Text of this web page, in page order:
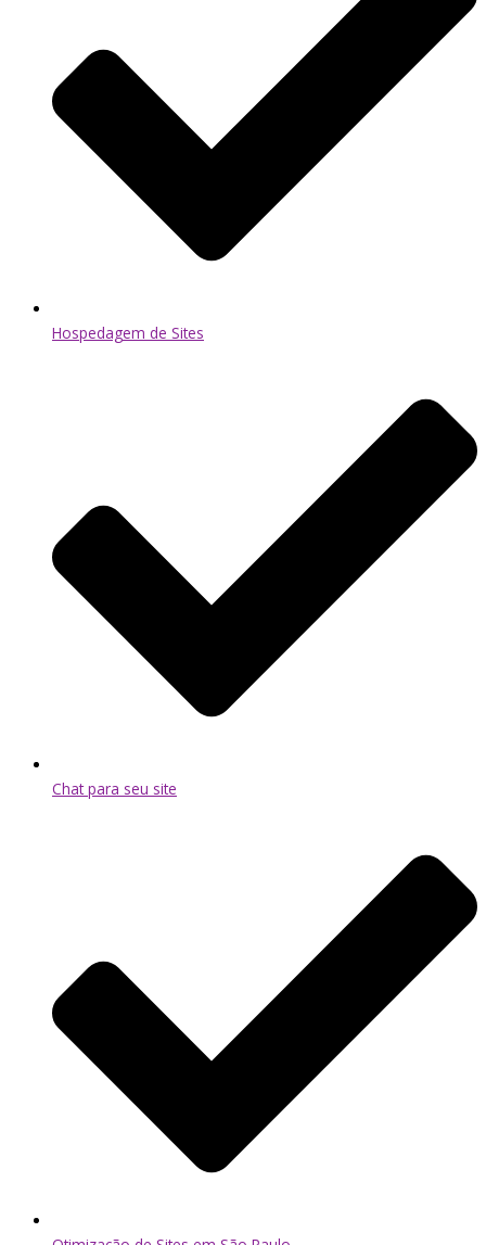
Hospedagem de Sites
Chat para seu site